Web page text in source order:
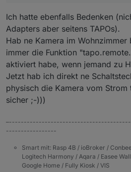
aus der Handy-App ab.
anders verstanden, dass
Nicht falsch verstehen...
Ich hatte mir nur
anschließend rein lokal
Cloud zu sehen ist.
Aber ich habe da schon
realisieren lässt.
Ich hatte ebenfalls Bedenken
Adapters aber seitens TAPOs).
Hab ne Kamera im
immer die Funktion
aktiviert habe, wenn jemand zu
Jetzt hab ich direkt ne
physisch die Kamera vom
sicher ;-)))
-----------------
Smart mit: Rasp 4B / ioBroker /
Logitech Harmony / Aqara / Easee
Google Home / Fully Kiosk / VIS